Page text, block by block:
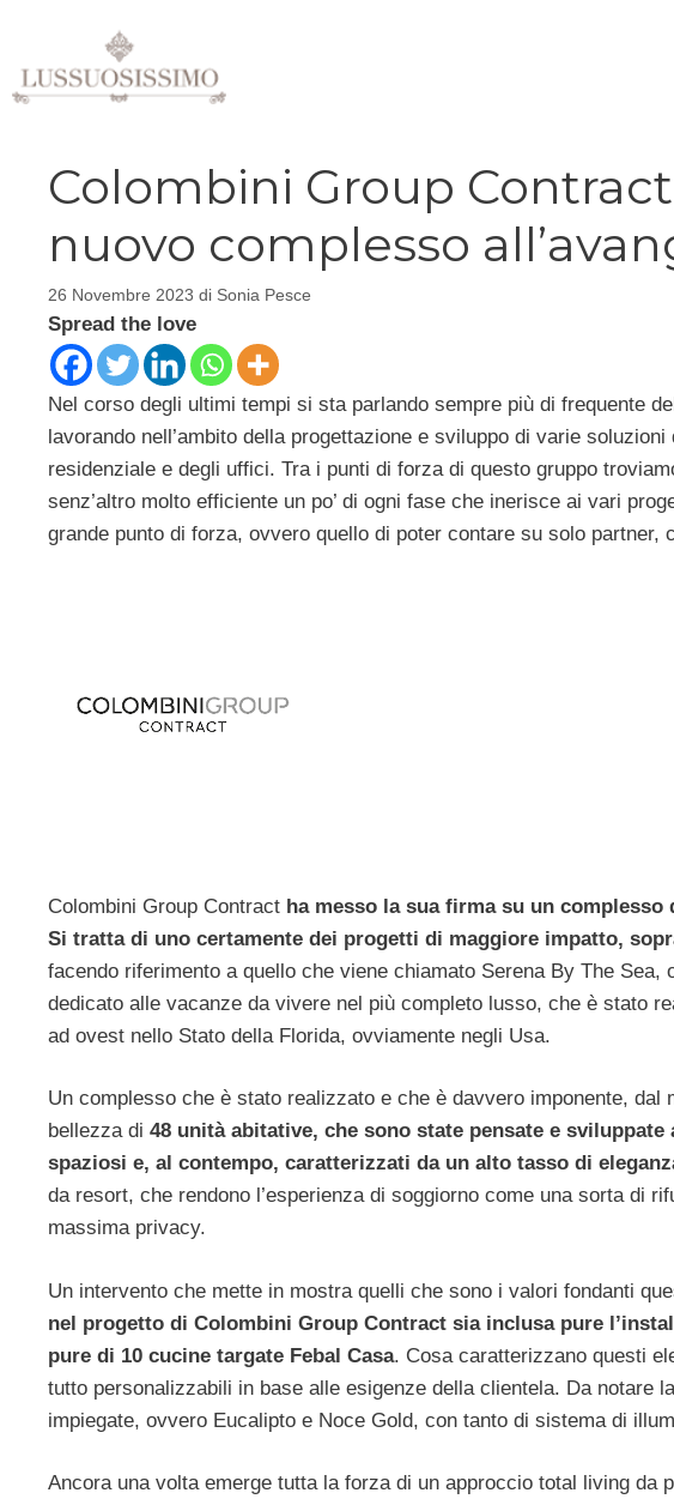
contenuto
Colombini Group
nuovo complesso
26 Novembre 2023 di Sonia Pesce
Spread the love
Nel corso degli ultimi tempi si sta parlando sempre più di frequente
lavorando nell’ambito della progettazione e sviluppo di varie
residenziale e degli uffici. Tra i punti di forza di questo gruppo
senz’altro molto efficiente un po’ di ogni fase che inerisce ai vari
grande punto di forza, ovvero quello di poter contare su solo partner,
Colombini Group Contract ha messo la sua firma su un
Si tratta di uno certamente dei progetti di maggiore impatto,
facendo riferimento a quello che viene chiamato Serena By The
dedicato alle vacanze da vivere nel più completo lusso, che è stato
ad ovest nello Stato della Florida, ovviamente negli Usa.
Un complesso che è stato realizzato e che è davvero imponente,
bellezza di 48 unità abitative, che sono state pensate e
spaziosi e, al contempo, caratterizzati da un alto tasso di
da resort, che rendono l’esperienza di soggiorno come una sorta di
massima privacy.
Un intervento che mette in mostra quelli che sono i valori fondanti
nel progetto di Colombini Group Contract sia inclusa pure
pure di 10 cucine targate Febal Casa. Cosa caratterizzano questi
tutto personalizzabili in base alle esigenze della clientela. Da notare
impiegate, ovvero Eucalipto e Noce Gold, con tanto di sistema di
Ancora una volta emerge tutta la forza di un approccio total living da